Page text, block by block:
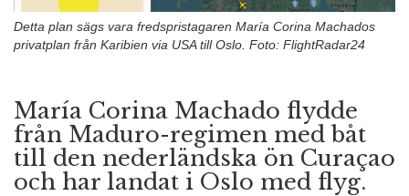
Detta plan sägs vara fredspristagaren María Corina Machados
privatplan från Karibien via USA till Oslo. Foto: FlightRadar24
María Corina Machado flydde
från Maduro-regimen med båt
till den nederländska ön Curaçao
och har landat i Oslo med flyg.